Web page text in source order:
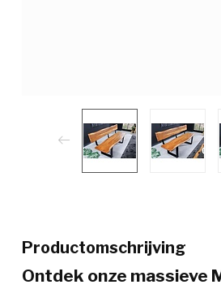
Productomschrijving
Ontdek onze massieve